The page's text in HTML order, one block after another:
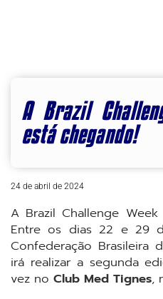
A Brazil
está chegando!
24 de abril de 2024
A Brazil Challenge
Entre os dias 22 e 29
Confederação Brasileira
irá realizar a segunda
vez no Club Med Tignes,